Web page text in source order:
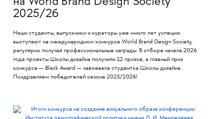
2025/26
Наши студенты, выпускники и кураторы уже много лет успешно
выступают на международном конкурсе World Brand Design Society,
регулярно получая профессиональные награды. В отборе начала 2026
года проекты Школы дизайна получили 12 призов, а главный приз
конкурса — Black Award — завоевала студентка Школы дизайна.
Поздравляем победителей сезона 2025/2026!